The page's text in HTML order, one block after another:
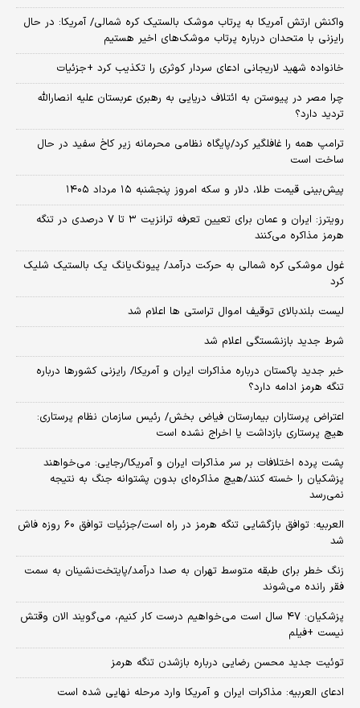
واکنش ارتش آمریکا به پرتاب موشک بالستیک کره شمالی/ آمریکا: در حال
رایزنی با متحدان درباره پرتاب موشک‌های اخیر هستیم
خانواده شهید لاریجانی ادعای سردار کوثری را تکذیب کرد +جزئیات
چرا مصر در پیوستن به ائتلاف دریایی به رهبری عربستان علیه انصارالله
تردید دارد؟
ترامپ همه را غافلگیر کرد/پایگاه نظامی محرمانه زیر کاخ سفید در حال
ساخت است
پیش‌بینی قیمت طلا، دلار و سکه امروز پنجشنبه ۱۵ مرداد ۱۴۰۵
رویترز: ایران و عمان برای تعیین تعرفه ترانزیت ۳ تا ۷ درصدی در تنگه
هرمز مذاکره می‌کنند
غول موشکی کره شمالی به حرکت درآمد/ پیونگ‌یانگ یک بالستیک شلیک
کرد
لیست بلندبالای توقیف اموال تراستی ها اعلام شد
شرط جدید بازنشستگی اعلام شد
خبر جدید پاکستان درباره مذاکرات ایران و آمریکا/ رایزنی کشورها درباره
تنگه هرمز ادامه دارد؟
اعتراض پرستاران بیمارستان فیاض بخش/ رئیس سازمان نظام پرستاری:
هیچ پرستاری بازداشت یا اخراج نشده است
پشت پرده اختلافات بر سر مذاکرات ایران و آمریکا/رجایی: می‌خواهند
پزشکیان را خسته کنند/هیچ مذاکره‌ای بدون پشتوانه جنگ به نتیجه
نمی‌رسد
العربیه: توافق بازگشایی تنگه هرمز در راه است/جزئیات توافق ۶۰ روزه فاش
شد
زنگ خطر برای طبقه متوسط تهران به صدا درآمد/پایتخت‌نشینان به سمت
فقر رانده می‌شوند
پزشکیان: ۴۷ سال است می‌خواهیم درست کار کنیم، می‌گویند الان وقتش
نیست +فیلم
توئیت جدید محسن رضایی درباره بازشدن تنگه هرمز
ادعای العربیه: مذاکرات ایران و آمریکا وارد مرحله نهایی شده است